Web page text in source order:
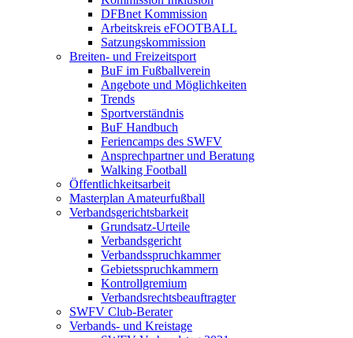
DFBnet Kommission
Arbeitskreis eFOOTBALL
Satzungskommission
Breiten- und Freizeitsport
BuF im Fußballverein
Angebote und Möglichkeiten
Trends
Sportverständnis
BuF Handbuch
Feriencamps des SWFV
Ansprechpartner und Beratung
Walking Football
Öffentlichkeitsarbeit
Masterplan Amateurfußball
Verbandsgerichtsbarkeit
Grundsatz-Urteile
Verbandsgericht
Verbandsspruchkammer
Gebietsspruchkammern
Kontrollgremium
Verbandsrechtsbeauftragter
SWFV Club-Berater
Verbands- und Kreistage